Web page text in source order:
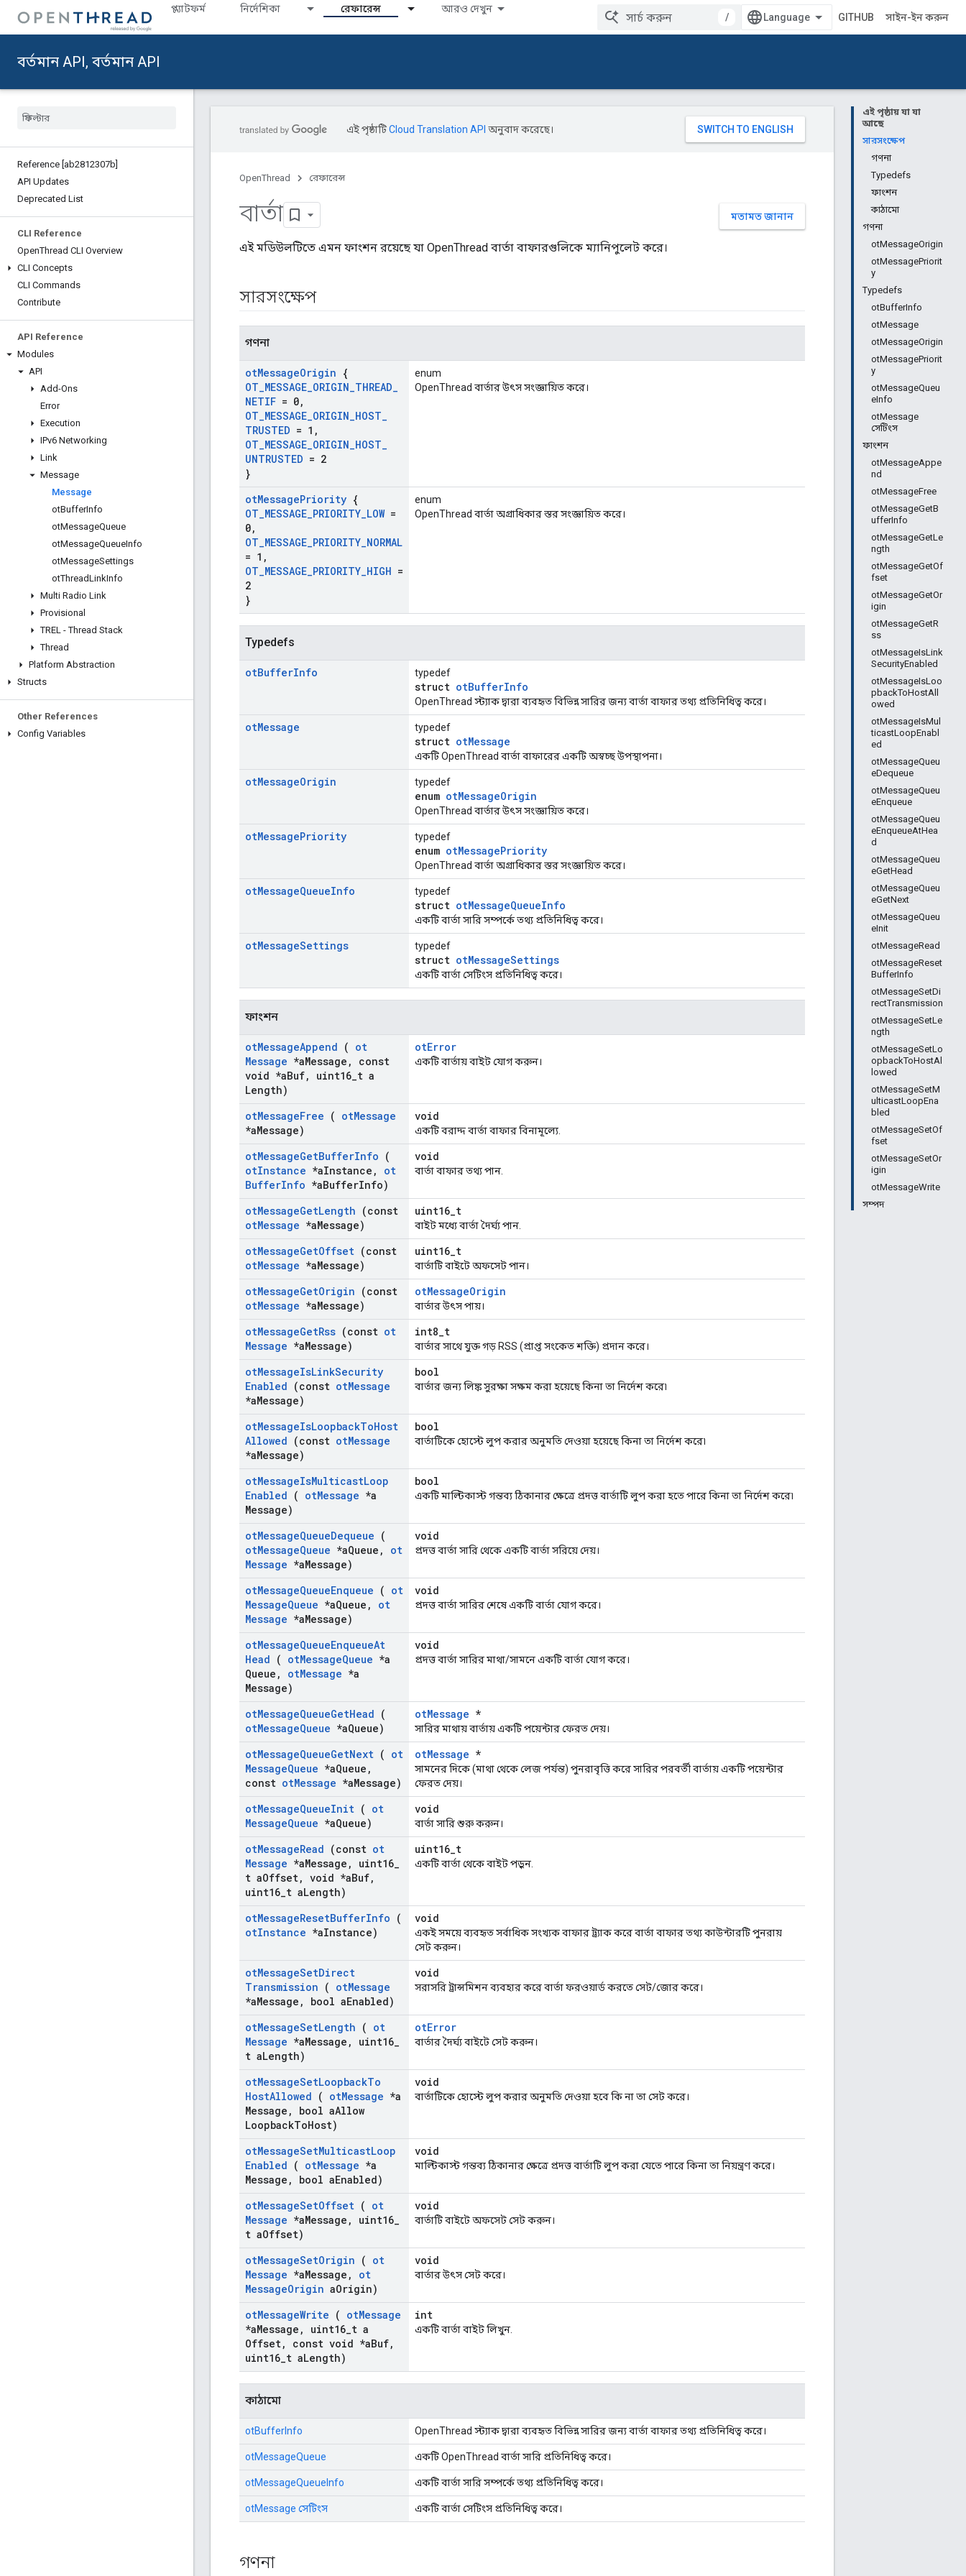
প্ল্যাটফর্ম নির্দেশিকা রেফারেন্স আরও দেখুন
/ GITHUB সাইন-ইন করুন
বর্তমান API, বর্তমান API
Reference [ab2812307b]
API Updates
Deprecated List
CLI Reference
OpenThread CLI Overview
CLI Concepts
CLI Commands
Contribute
API Reference
Modules
API
Add-Ons
Error
Execution
IPv6 Networking
Link
Message
Message
otBufferInfo
otMessageQueue
otMessageQueueInfo
otMessageSettings
otThreadLinkInfo
Multi Radio Link
Provisional
TREL - Thread Stack
Thread
Platform Abstraction
Structs
Other References
Config Variables
এই পৃষ্ঠায় যা যা
আছে
সারসংক্ষেপ
গণনা
Typedefs
ফাংশন
কাঠামো
গণনা
otMessageOrigin
otMessagePriorit
y
Typedefs
otBufferInfo
otMessage
otMessageOrigin
otMessagePriorit
y
otMessageQueu
eInfo
otMessage
সেটিংস
ফাংশন
otMessageAppe
nd
otMessageFree
otMessageGetB
ufferInfo
otMessageGetLe
ngth
otMessageGetOf
fset
otMessageGetOr
igin
otMessageGetR
ss
otMessageIsLink
SecurityEnabled
otMessageIsLoo
pbackToHostAll
owed
otMessageIsMul
ticastLoopEnabl
ed
otMessageQueu
eDequeue
otMessageQueu
eEnqueue
otMessageQueu
eEnqueueAtHea
d
otMessageQueu
eGetHead
otMessageQueu
eGetNext
otMessageQueu
eInit
otMessageRead
otMessageReset
BufferInfo
otMessageSetDi
rectTransmission
otMessageSetLe
ngth
otMessageSetLo
opbackToHostAl
lowed
otMessageSetM
ulticastLoopEna
bled
otMessageSetOf
fset
otMessageSetOr
igin
otMessageWrite
সম্পদ
এই পৃষ্ঠাটিCloud Translation API অনুবাদ করেছে।
OpenThread রেফারেন্স
মতামত জানান
বার্তা
এই মডিউলটিতে এমন ফাংশন রয়েছে যা OpenThread বার্তা বাফারগুলিকে ম্যানিপুলেট করে।
সারসংক্ষেপ
গণনা
otMessageOrigin {
OT_MESSAGE_ORIGIN_THREAD_
NETIF = 0,
OT_MESSAGE_ORIGIN_HOST_
TRUSTED = 1 ,
OT_MESSAGE_ORIGIN_HOST_
UNTRUSTED = 2
}
enum
OpenThread বার্তার উৎস সংজ্ঞায়িত করে।
otMessagePriority {
OT_MESSAGE_PRIORITY_LOW=
0,
OT_MESSAGE_PRIORITY_NORMAL
= 1 ,
OT_MESSAGE_PRIORITY_HIGH =
2
}
enum
OpenThread বার্তা অগ্রাধিকার স্তর সংজ্ঞায়িত করে।
Typedefs
otBufferInfo typedef
struct otBufferInfo
OpenThread স্ট্যাক দ্বারা ব্যবহৃত বিভিন্ন সারির জন্য বার্তা বাফার তথ্য প্রতিনিধিত্ব করে।
otMessage typedef
struct otMessage
একটি OpenThread বার্তা বাফারের একটি অস্বচ্ছ উপস্থাপনা।
otMessageOrigin typedef
enum otMessageOrigin
OpenThread বার্তার উৎস সংজ্ঞায়িত করে।
otMessagePriority typedef
enum otMessagePriority
OpenThread বার্তা অগ্রাধিকার স্তর সংজ্ঞায়িত করে।
otMessageQueueInfo typedef
struct otMessageQueueInfo
একটি বার্তা সারি সম্পর্কে তথ্য প্রতিনিধিত্ব করে।
otMessageSettings typedef
struct otMessageSettings
একটি বার্তা সেটিংস প্রতিনিধিত্ব করে।
ফাংশন
otMessageAppend ( ot
Message *aMessage ,
const
void *aBuf, uint16 t a
Length)
otError
একটি বার্তায় বাইট যোগ করুন।
otMessageFree ( otMessage
*aMessage)
void
একটি বরাদ্দ বার্তা বাফার বিনামূল্যে.
otMessageGetBufferInfo (
otInstance *aInstance ,
ot
BufferInfo *aBufferInfo)
void
বার্তা বাফার তথ্য পান.
otMessageGetLength (const
otMessage *aMessage)
uint16_t
বাইট মধ্যে বার্তা দৈর্ঘ্য পান.
otMessageGetOffset (const
otMessage *aMessage)
uint16_t
বার্তাটি বাইটে অফসেট পান।
otMessageGetOrigin (const
otMessage *aMessage)
otMessageOrigin
বার্তার উৎস পায়।
otMessageGetRss (const ot
Message *aMessage)
int8_t
বার্তার সাথে যুক্ত গড় RSS (প্রাপ্ত সংকেত শক্তি) প্রদান করে।
otMessageIsLinkSecurity
Enabled (const otMessage
*aMessage)
bool
বার্তার জন্য লিঙ্ক সুরক্ষা সক্ষম করা হয়েছে কিনা তা নির্দেশ করে৷
otMessageIsLoopbackToHost
Allowed (const otMessage
*aMessage)
bool
বার্তাটিকে হোস্টে লুপ করার অনুমতি দেওয়া হয়েছে কিনা তা নির্দেশ করে৷
otMessageIsMulticastLoop
Enabled ( otMessage *a
Message)
bool
একটি মাল্টিকাস্ট গন্তব্য ঠিকানার ক্ষেত্রে প্রদত্ত বার্তাটি লুপ করা হতে পারে কিনা তা নির্দেশ করে৷
otMessageQueueDequeue (
otMessageQueue *aQueue ,
ot
Message *aMessage)
void
প্রদত্ত বার্তা সারি থেকে একটি বার্তা সরিয়ে দেয়।
otMessageQueueEnqueue ( ot
MessageQueue *aQueue ,
ot
Message *aMessage)
void
প্রদত্ত বার্তা সারির শেষে একটি বার্তা যোগ করে।
otMessageQueueEnqueueAt
Head ( otMessageQueue *a
Queue , otMessage *a
Message)
void
প্রদত্ত বার্তা সারির মাথা/সামনে একটি বার্তা যোগ করে।
otMessageQueueGetHead (
otMessageQueue *aQueue)
otMessage *
সারির মাথায় বার্তায় একটি পয়েন্টার ফেরত দেয়।
otMessageQueueGetNext ( ot
MessageQueue *aQueue ,
const otMessage *aMessage)
otMessage *
সামনের দিকে (মাথা থেকে লেজ পর্যন্ত) পুনরাবৃত্তি করে সারির পরবর্তী বার্তায় একটি পয়েন্টার
ফেরত দেয়।
otMessageQueueInit ( ot
MessageQueue *aQueue)
void
বার্তা সারি শুরু করুন।
otMessageRead (const ot
Message *aMessage , uint16
t aOffset, void *aBuf,
uint16 t aLength)
uint16_t
একটি বার্তা থেকে বাইট পড়ুন.
otMessageResetBufferInfo (
otInstance *aInstance)
void
একই সময়ে ব্যবহৃত সর্বাধিক সংখ্যক বাফার ট্র্যাক করে বার্তা বাফার তথ্য কাউন্টারটি পুনরায়
সেট করুন।
otMessageSetDirect
Transmission ( otMessage
*aMessage , bool aEnabled)
void
সরাসরি ট্রান্সমিশন ব্যবহার করে বার্তা ফরওয়ার্ড করতে সেট/জোর করে।
otMessageSetLength ( ot
Message *aMessage , uint16
t aLength)
otError
বার্তার দৈর্ঘ্য বাইটে সেট করুন।
otMessageSetLoopbackTo
HostAllowed ( otMessage *a
Message , bool aAllow
LoopbackToHost)
void
বার্তাটিকে হোস্টে লুপ করার অনুমতি দেওয়া হবে কি না তা সেট করে।
otMessageSetMulticastLoop
Enabled ( otMessage *a
Message , bool aEnabled)
void
মাল্টিকাস্ট গন্তব্য ঠিকানার ক্ষেত্রে প্রদত্ত বার্তাটি লুপ করা যেতে পারে কিনা তা নিয়ন্ত্রণ করে।
otMessageSetOffset ( ot
Message *aMessage , uint16
t aOffset)
void
বার্তাটি বাইটে অফসেট সেট করুন।
otMessageSetOrigin ( ot
Message *aMessage ,
ot
MessageOrigin aOrigin)
void
বার্তার উৎস সেট করে।
otMessageWrite ( otMessage
*aMessage , uint16 t a
Offset, const void *aBuf,
uint16 t aLength)
int
একটি বার্তা বাইট লিখুন.
কাঠামো
otBufferInfo OpenThread স্ট্যাক দ্বারা ব্যবহৃত বিভিন্ন সারির জন্য বার্তা বাফার তথ্য প্রতিনিধিত্ব করে।
otMessageQueue একটি OpenThread বার্তা সারি প্রতিনিধিত্ব করে।
otMessageQueueInfo একটি বার্তা সারি সম্পর্কে তথ্য প্রতিনিধিত্ব করে।
otMessage সেটিংস একটি বার্তা সেটিংস প্রতিনিধিত্ব করে।
গণনা